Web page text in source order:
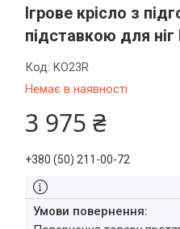
Ігрове крісло з
підставкою для
Немає в наявності
Код: KO23R
3 975 ₴
+380 (50) 211-00-72